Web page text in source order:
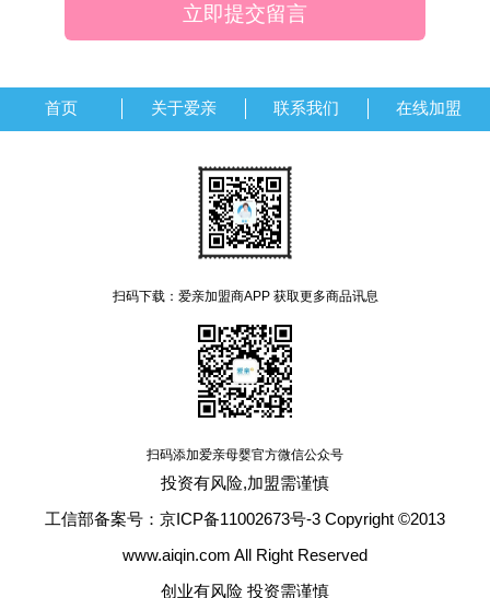
立即提交留言
首页 关于爱亲 联系我们 在线加盟
扫码下载：爱亲加盟商APP 获取更多商品讯息
扫码添加爱亲母婴官方微信公众号
投资有风险,加盟需谨慎
工信部备案号：京ICP备11002673号-3 Copyright ©2013
www.aiqin.com All Right Reserved
创业有风险 投资需谨慎